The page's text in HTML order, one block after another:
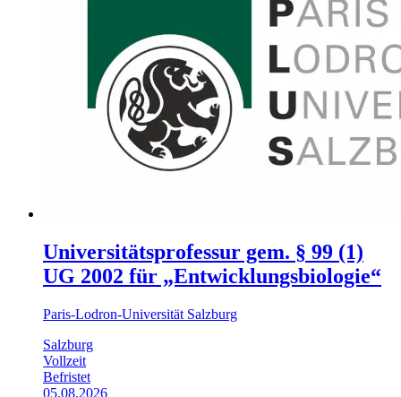
Universitätsprofessur gem. § 99 (1)
UG 2002 für „Entwicklungsbiologie“
Paris-Lodron-Universität Salzburg
Salzburg
Vollzeit
Befristet
05.08.2026